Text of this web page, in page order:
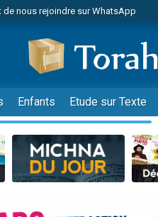
de nous rejoindre sur WhatsApp
son Maasser
de faire un don pour 5 jours de
de faire un don pour Diane, 80
de demander une bénédiction
de nous rejoindre sur WhatsApp
de faire un don pour Sauvez la
pour étudier en groupe sur Zoom
Enfants Etude sur Texte